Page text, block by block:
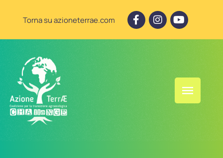
Torna su azioneterrae.com